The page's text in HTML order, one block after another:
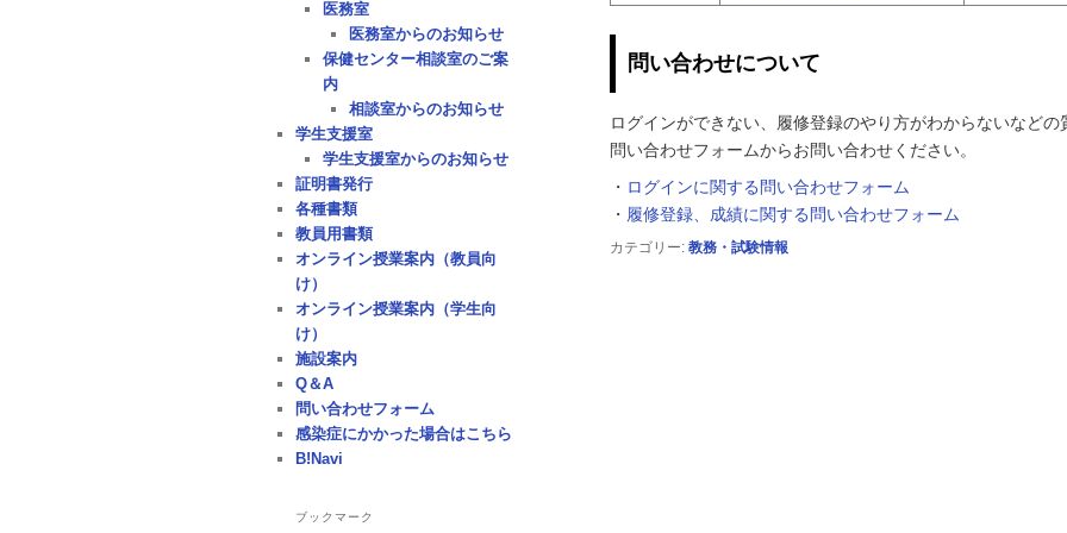
問い合わせについて
ログインができない、履修登録のやり方がわからないなど
問い合わせフォームからお問い合わせください。
・ ログインに関する問い合わせフォーム
・ 履修登録、成績に関する問い合わせフォーム
カテゴリー: 教務・試験情報
医務室
医務室からのお知らせ
保健センター相談室のご案
内
相談室からのお知らせ
学生支援室
学生支援室からのお知らせ
証明書発行
各種書類
教員用書類
オンライン授業案内（教員向
け）
オンライン授業案内（学生向
け）
施設案内
Q＆A
問い合わせフォーム
感染症にかかった場合はこちら
B!Navi
ブックマーク